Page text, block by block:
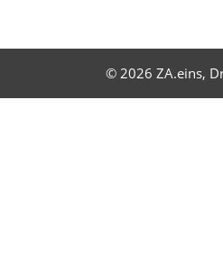
© 2026 ZA.eins,